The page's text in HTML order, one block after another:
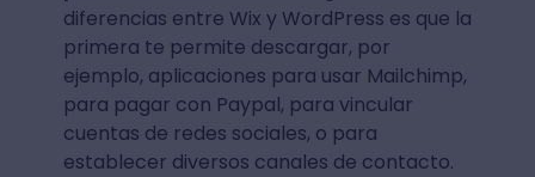
diferencias entre Wix y WordPress es que la
primera te permite descargar, por
ejemplo, aplicaciones para usar Mailchimp,
para pagar con Paypal, para vincular
cuentas de redes sociales, o para
establecer diversos canales de contacto.